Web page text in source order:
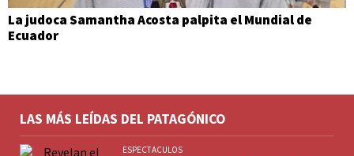
La judoca Samantha Acosta palpita el Mundial de
Ecuador
LAS MÁS LEÍDAS DEL PATAGÓNICO
ESPECTACULOS